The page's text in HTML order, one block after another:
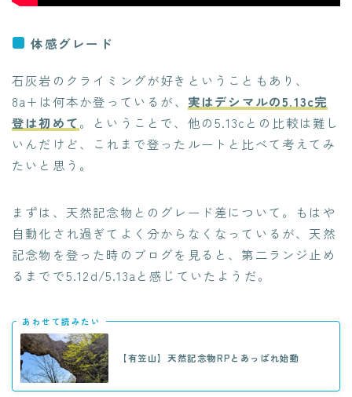
体感グレード
石灰岩のクライミングが好きということもあり、
8a+は何本か登っているが、 実はデシマルの5.13c完
登は初めて。ということで、他の5.13cとの比較は難し
いんだけど、これまで登ったルートと比べて考えてみ
たいと思う。
まずは、天然記念物とのグレード差について。もはや
自動化され過ぎてよく分からなくなっているが、天然
記念物を登った時のブログを見ると、第二ランジ止め
るまでで5.12d/5.13aと感じていたようだ。
あわせて読みたい
【有笠山】天然記念物RPとあっぱれ始動